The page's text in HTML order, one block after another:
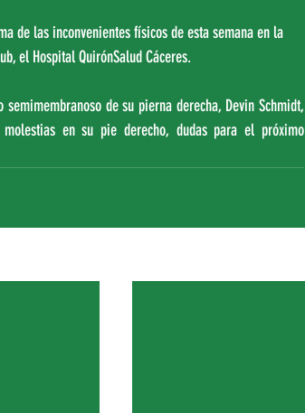
de las inconvenientes físicos de esta semana en la
el Hospital QuirónSalud Cáceres.
de su pierna derecha, Devin Schmidt,
en su pie derecho, dudas para el próximo